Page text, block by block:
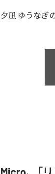
夕凪 ゆうなぎ